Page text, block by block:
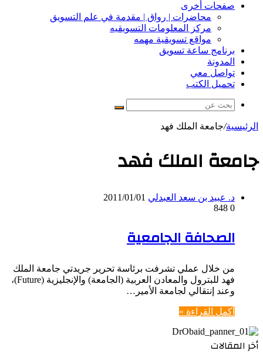
صفحات أخرى
محاضرات | رواق | مقدمة في علم التسويق
مركز المعلومات التسويقيه
مواقع تسويقية مهمه
برنامج ساعة تسويق
المدونة
تواصل معي
تحميل الكتب
بحث
الرئيسية/جامعة الملك فهد
جامعة الملك فهد
د. عبيد بن سعد العبدلي 2011/01/01
0
الصحافة الجامعية
من خلال عملي تشرفت برئاسة تحرير جريدتي جامعة الملك
فهد للبترول والمعادن العربية (الجامعة) والإنجليزية (Future)،
وعند إنتقالي لجامعة الأمير…
أكمل القراءة »
أخر المقالات